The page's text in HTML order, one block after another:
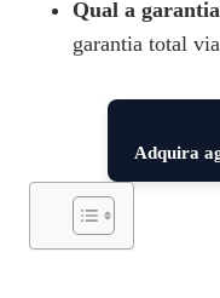
Qual a
garantia total
Adquira